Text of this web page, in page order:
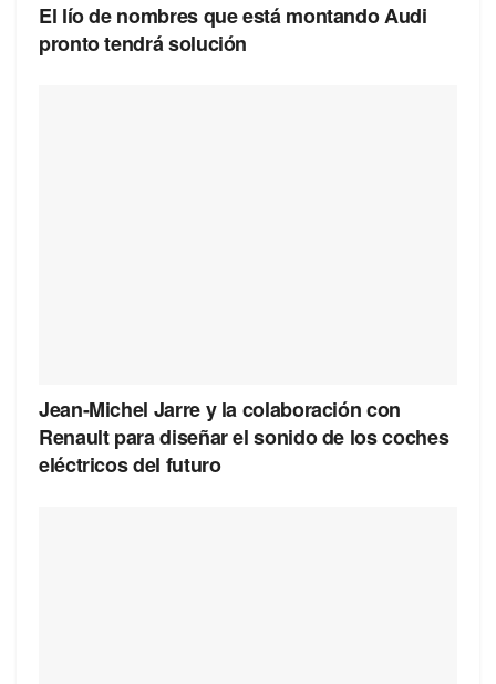
El lío de nombres que está montando Audi
pronto tendrá solución
Jean-Michel Jarre y la colaboración con
Renault para diseñar el sonido de los coches
eléctricos del futuro